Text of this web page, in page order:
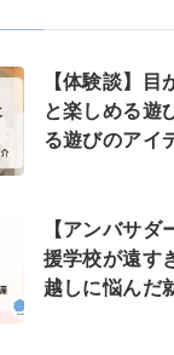
【体験談】目
と楽しめる遊
る遊びのアイ
【アンバサ
援学校が遠す
越しに悩んだ